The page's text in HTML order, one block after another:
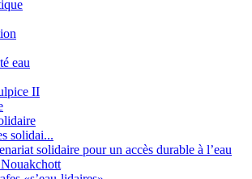
eau
II
solidai...
solidaire pour un accès durable à l’eau